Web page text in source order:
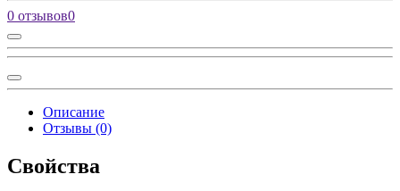
0 отзывов0
Описание
Отзывы (0)
Свойства